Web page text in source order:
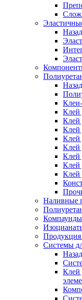
Назад
Назад
Клей
Клей
Клей
Клей
Клей
Клей
Клей
Клей
Наливные
Компаунды
Продукция
Системы
Назад
Клей